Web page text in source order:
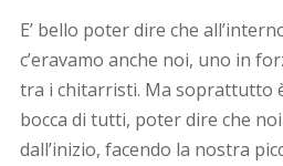
E’ bello poter dire che
c’eravamo anche noi, uno in
tra i chitarristi. Ma soprattutto
bocca di tutti, poter dire che
dall’inizio, facendo la nostra